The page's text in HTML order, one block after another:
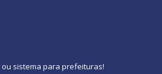
ou sistema para prefeituras!